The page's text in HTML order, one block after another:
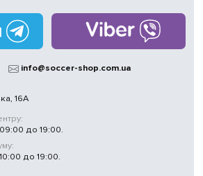
info@soccer-shop.com.ua
16А
до 19:00.
до 19:00.